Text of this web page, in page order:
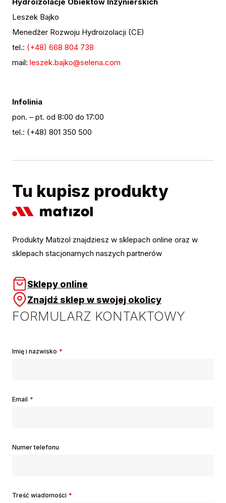
Leszek Bajko
Menedżer Rozwoju Hydroizolacji (CE)
tel.: (+48) 668 804 738
mail: leszek.bajko@selena.com
Infolinia
pon. – pt. od 8:00 do 17:00
tel.: (+48) 801 350 500
Tu kupisz produkty
Produkty Matizol znajdziesz w sklepach online oraz w
sklepach stacjonarnych naszych partnerów
Sklepy online
Znajdź sklep w swojej okolicy
FORMULARZ KONTAKTOWY
Imię i nazwisko *
Email *
Numer telefonu
Treść wiadomości *